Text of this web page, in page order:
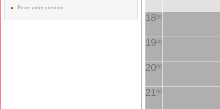
Poser votre question
1800
1900
2000
2100